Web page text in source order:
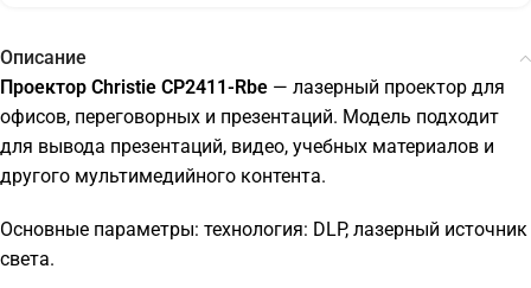
Описание
Проектор Christie CP2411-Rbe — лазерный проектор для
офисов, переговорных и презентаций. Модель подходит
для вывода презентаций, видео, учебных материалов и
другого мультимедийного контента.
Основные параметры: технология: DLP, лазерный источник
света.